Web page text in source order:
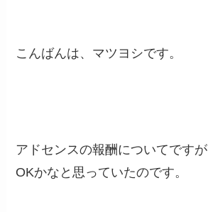
こんばんは、マツヨシです。
アドセンスの報酬についてです
OKかなと思っていたのです。